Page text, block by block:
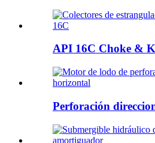
API 16C Choke &
Perforación